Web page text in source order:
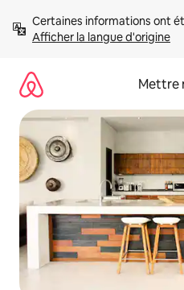
directement
Afficher la langue d'origine
Mettre